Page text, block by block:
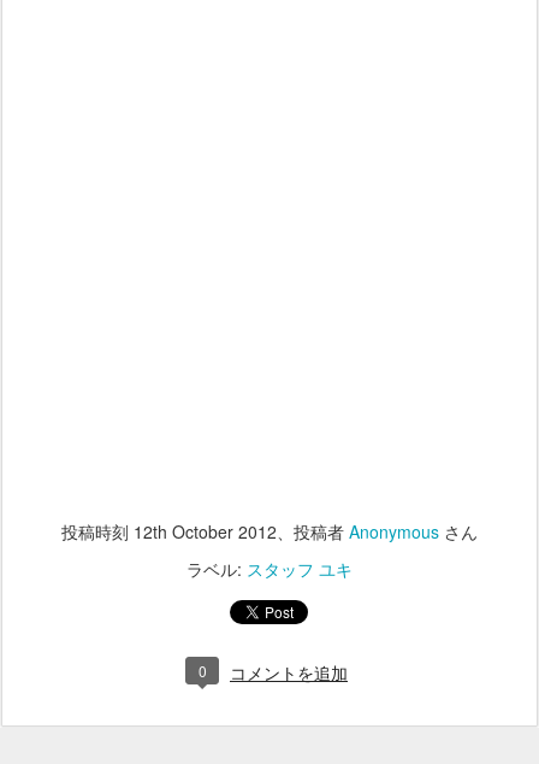
投稿時刻 12th October 2012、投稿者 Anonymous さん
ラベル: スタッフ ユキ
0 コメントを追加